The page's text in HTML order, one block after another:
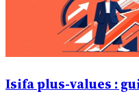
Isifa plus-values :